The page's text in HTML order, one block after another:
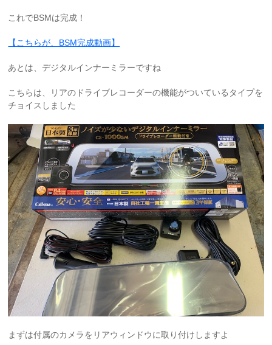
これでBSMは完成！
【こちらが、BSM完成動画】
あとは、デジタルインナーミラーですね
こちらは、リアのドライブレコーダーの機能がついているタイプを
チョイスしました
まずは付属のカメラをリアウィンドウに取り付けしますよ